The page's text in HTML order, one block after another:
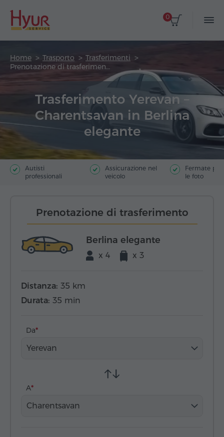
0
Home Trasporto
Trasferimenti
Prenotazione di trasferimento
Trasferimento Yerevan –
Charentsavan in Berlina
elegante
Autisti
professionali
Assicurazione nel
veicolo
Fermate
le foto
Prenotazione di trasferimento
Berlina elegante
x 4 x 3
Distanza: 35 km
Durata: 35 min
Da
Yerevan
A
Charentsavan